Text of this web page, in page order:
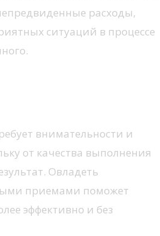
расходы,
ситуаций в процессе
внимательности и
от качества выполнения
Овладеть
приемами поможет
эффективно и без